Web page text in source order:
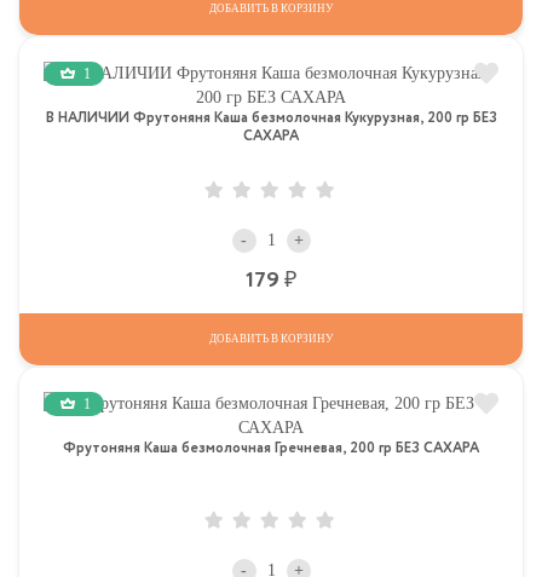
ДОБАВИТЬ В КОРЗИНУ
1
В НАЛИЧИИ Фрутоняня Каша безмолочная Кукурузная, 200 гр БЕЗ
САХАРА
- +
179
ДОБАВИТЬ В КОРЗИНУ
1
Фрутоняня Каша безмолочная Гречневая, 200 гр БЕЗ САХАРА
- +